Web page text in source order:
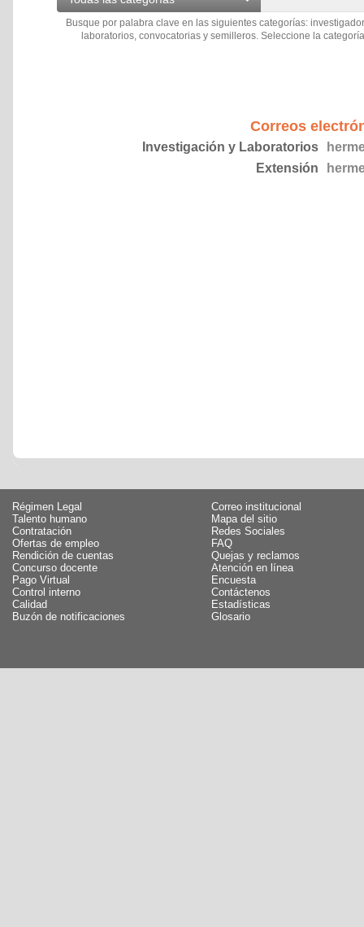
Busque por palabra clave en las siguientes categorías:
laboratorios, convocatorias y semilleros. Seleccione la
Correos
Investigación y Laboratorios
Extensión
Régimen Legal
Talento humano
Contratación
Ofertas de empleo
Rendición de cuentas
Concurso docente
Pago Virtual
Control interno
Calidad
Buzón de notificaciones
Correo institucional
Mapa del sitio
Redes Sociales
FAQ
Quejas y reclamos
Atención en línea
Encuesta
Contáctenos
Estadísticas
Glosario